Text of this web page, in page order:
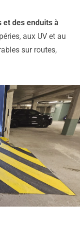
des enduits à
aux UV et au
sur routes,